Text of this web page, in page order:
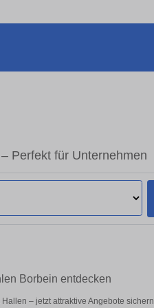
Perfekt für Unternehmen
Borbein entdecken
– jetzt attraktive Angebote sichern.